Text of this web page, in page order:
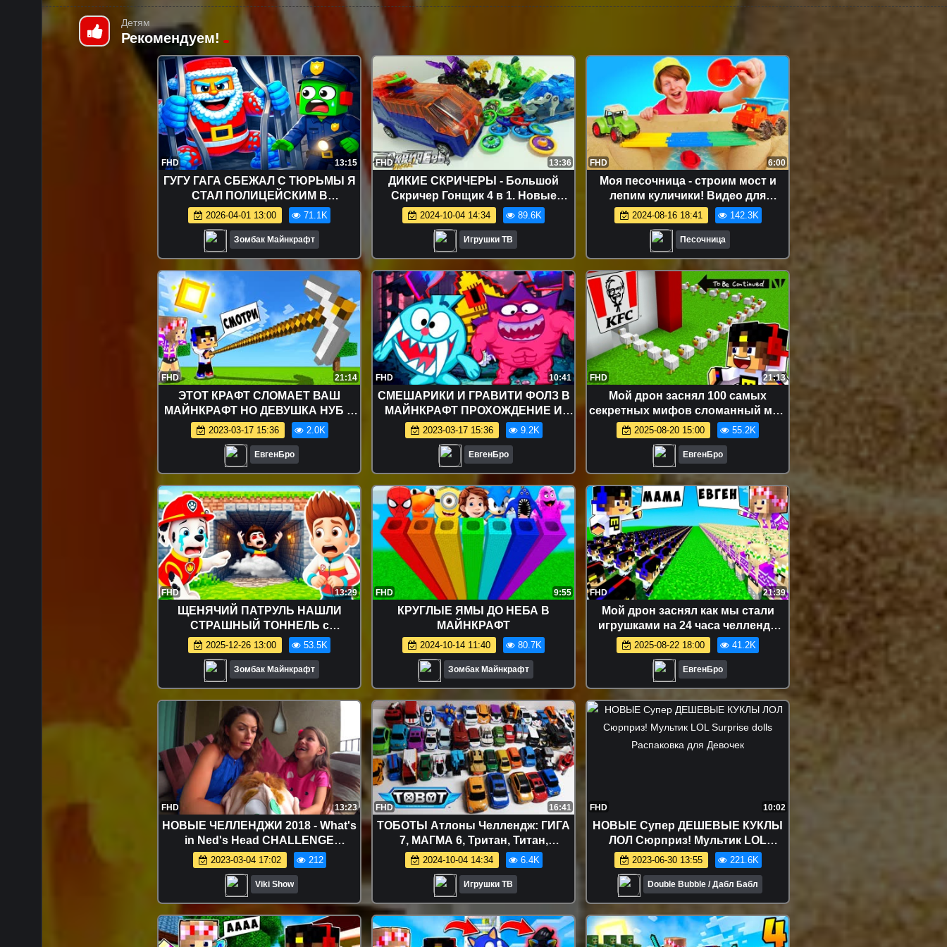
Детям
Рекомендуем!
FHD 13:15
ГУГУ ГАГА СБЕЖАЛ С ТЮРЬМЫ Я
СТАЛ ПОЛИЦЕЙСКИМ В
МАЙНКРАФТ
2026-04-01 13:00 71.1K
Зомбак Майнкрафт
FHD 13:36
ДИКИЕ СКРИЧЕРЫ - Большой
Скричер Гонщик 4 в 1. Новые
машинки-трансформеры игрушки
Wild Screechers
2024-10-04 14:34 89.6K
Игрушки ТВ
FHD 6:00
Моя песочница - строим мост и
лепим куличики! Видео для
малышей про игры в песке
2024-08-16 18:41 142.3K
Песочница
FHD 21:14
ЭТОТ КРАФТ СЛОМАЕТ ВАШ
МАЙНКРАФТ НО ДЕВУШКА НУБ И
ПРО ВИДЕО ТРОЛЛИНГ
MINECRAFT
2023-03-17 15:36 2.0K
ЕвгенБро
FHD 10:41
СМЕШАРИКИ И ГРАВИТИ ФОЛЗ В
МАЙНКРАФТ ПРОХОЖДЕНИЕ И
ОБЗОР КАРТЫ в MINECRAFT
2023-03-17 15:36 9.2K
ЕвгенБро
FHD 21:13
Мой дрон заснял 100 самых
секретных мифов сломанный мод
в майнкрафт! девушка новичок
видео minecraft
2025-08-20 15:00 55.2K
ЕвгенБро
FHD 13:29
ЩЕНЯЧИЙ ПАТРУЛЬ НАШЛИ
СТРАШНЫЙ ТОННЕЛЬ с
МОНСТРАМИ EXE в МАЙНКРАФТ
2025-12-26 13:00 53.5K
Зомбак Майнкрафт
FHD 9:55
КРУГЛЫЕ ЯМЫ ДО НЕБА В
МАЙНКРАФТ
2024-10-14 11:40 80.7K
Зомбак Майнкрафт
FHD 21:39
Мой дрон заснял как мы стали
игрушками на 24 часа челлендж
сломанный мод в майнкрафт!
девушка новичок видео minecraft
2025-08-22 18:00 41.2K
ЕвгенБро
FHD 13:23
НОВЫЕ ЧЕЛЛЕНДЖИ 2018 - What's
in Ned's Head CHALLENGE
ЧЕЛЛЕНДЖ ТАРАКАНЫ в Голове
Что Вместо Мозгов / Вики Шоу
2023-03-04 17:02 212
Viki Show
FHD 16:41
ТОБОТЫ Атлоны Челлендж: ГИГА
7, МАГМА 6, Тритан, Титан,
Дельтатрон, Кватран, Тобот X Y Z
Tobot
2024-10-04 14:34 6.4K
Игрушки ТВ
FHD 10:02
НОВЫЕ Супер ДЕШЕВЫЕ КУКЛЫ
ЛОЛ Сюрприз! Мультик LOL
Surprise dolls Распаковка для
Девочек
2023-06-30 13:55 221.6K
Double Bubble / Дабл Бабл